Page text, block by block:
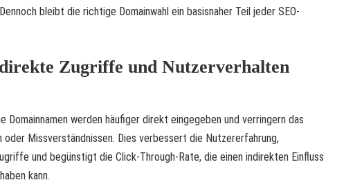
bleibt die richtige Domainwahl ein basisnaher Teil jeder SEO-
Zugriffe und Nutzerverhalten
Domainnamen werden häufiger direkt eingegeben und verringern das
oder Missverständnissen. Dies verbessert die Nutzererfahrung,
und begünstigt die Click-Through-Rate, die einen indirekten Einfluss
kann.